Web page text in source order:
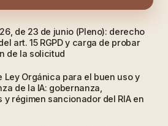
de 23 de junio (Pleno): derecho
art. 15 RGPD y carga de probar
de la solicitud
Ley Orgánica para el buen uso y
de la IA: gobernanza,
y régimen sancionador del RIA en